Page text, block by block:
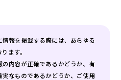
報を掲載する際には、あらゆる
ます。
の内容が正確であるかどうか、有
なものであるかどうか、ご使用